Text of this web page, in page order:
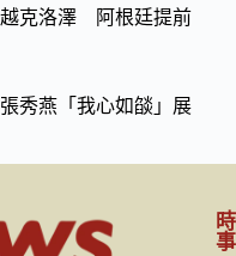
越克洛澤 阿根廷提前
秀燕「我心如燄」展
時
事